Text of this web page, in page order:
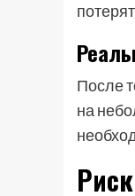
После
на